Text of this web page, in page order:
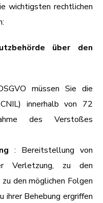
wichtigsten rechtlichen
über den
müssen Sie die
innerhalb von 72
des Verstoßes
: Bereitstellung von
Verletzung, zu den
den möglichen Folgen
ihrer Behebung ergriffen